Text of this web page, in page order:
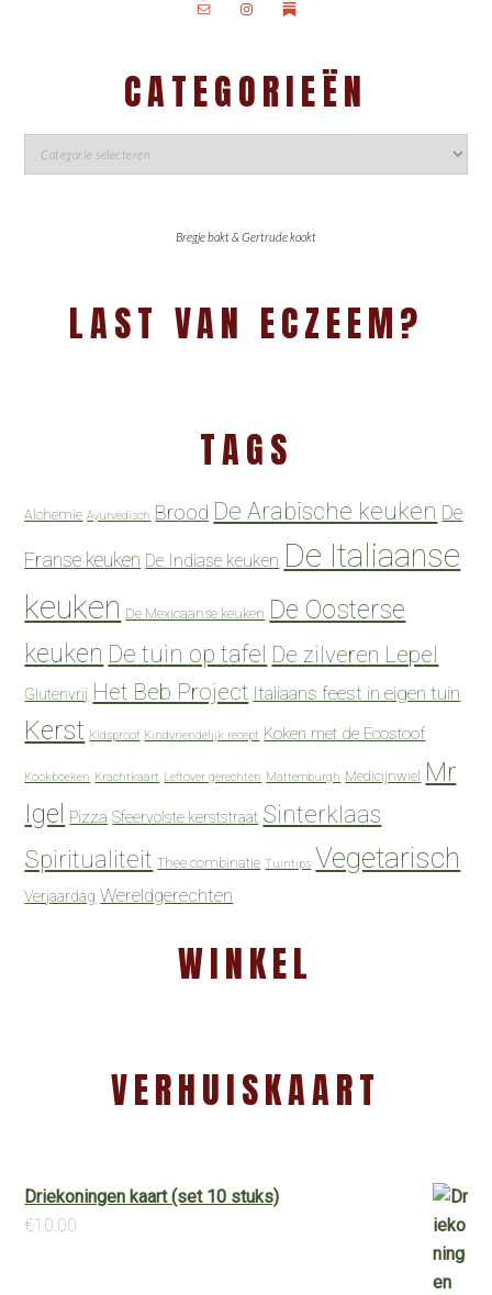
CATEGORIEËN
Bregje bakt & Gertrude kookt
LAST VAN ECZEEM?
TAGS
Alchemie Ayurvedisch Brood De Arabische keuken De
Franse keuken De Indiase keuken De Italiaanse
keuken De Mexicaanse keuken De Oosterse
keuken De tuin op tafel De zilveren Lepel
Glutenvrij Het Beb Project Italiaans feest in eigen tuin
Kerst Kidsproof Kindvriendelijk recept Koken met de Ecostoof
Kookboeken Krachtkaart Leftover gerechten Mattemburgh Medicijnwiel Mr
Igel
Pizza Sfeervolste kerststraat Sinterklaas
Spiritualiteit Thee combinatie Tuintips Vegetarisch
Verjaardag Wereldgerechten
WINKEL
VERHUISKAART
Driekoningen kaart (set 10 stuks)
€10.00